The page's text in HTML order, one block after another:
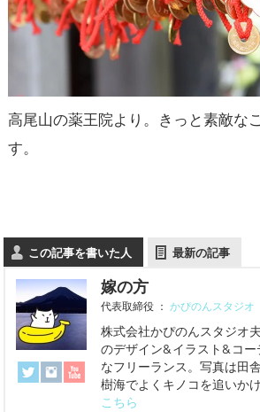
高尾山の薬王院より。きっと素敵な
す。
この記事を書いた人 最新の記事
嫁の方
代表取締役 ：かぴのんスタジオ
株式会社かぴのんスタジオ
のデザイン&イラスト&コ
なフリーランス。写真は田
樹海でよくキノコを追いか
こちら